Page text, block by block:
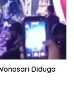
Diduga